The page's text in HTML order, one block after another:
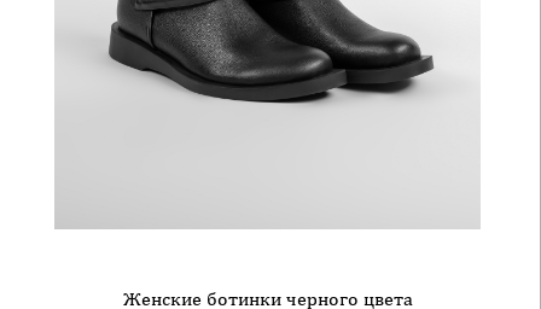
Женские ботинки черного цвета